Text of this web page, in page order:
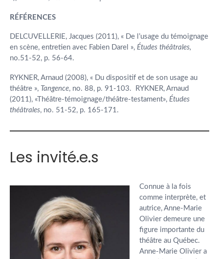
RÉFÉRENCES
DELCUVELLERIE, Jacques (2011), « De l’usage du témoignage
en scène, entretien avec Fabien Darel », Études théâtrales,
no.51-52, p. 56-64.
RYKNER, Arnaud (2008), « Du dispositif et de son usage au
théâtre », Tangence, no. 88, p. 91-103.
RYKNER, Arnaud
(2011), «Théâtre-témoignage/théâtre-testament», Études
théâtrales, no. 51-52, p. 165-171.
Les invité.e.s
Connue à la fois
comme interprète, et
autrice, Anne-Marie
Olivier demeure une
figure importante du
théâtre au Québec.
Anne-Marie Olivier a